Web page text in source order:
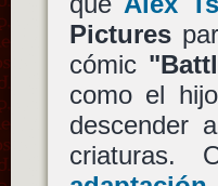
Pictures
cómic
como el
descender a
criaturas.